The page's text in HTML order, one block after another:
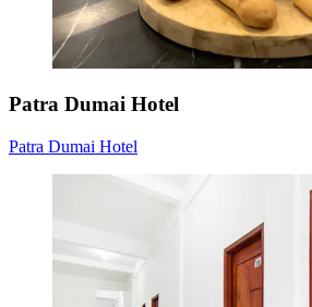
Patra Dumai Hotel
Patra Dumai Hotel